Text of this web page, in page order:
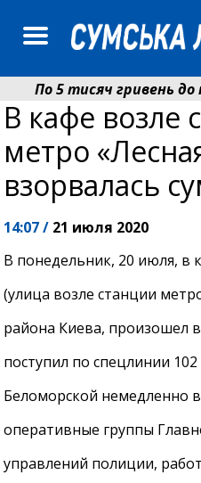
По 5 тисяч гривень до
Ніколаєнко: у Сумах
В кафе возле
метро
взорвалась
14:07 / 21 июля 2020
В понедельник, 20 июля, в
(улица возле станции
района Киева, произошел
поступил по спецлинии
Беломорской немедленно
оперативные группы
управлений полиции,